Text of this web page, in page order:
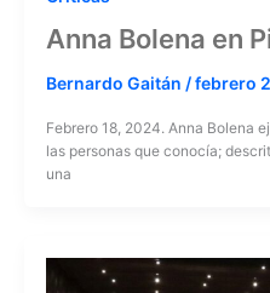
Anna Bolena en
Bernardo Gaitán /febrero
Febrero 18, 2024. Anna Bolena
las personas que conocía;
una